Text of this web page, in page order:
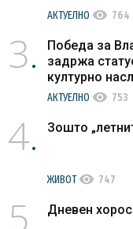
АКТУЕЛНО visibility 764
3
Победа за
задржа
културно
АКТУЕЛНО visibility 753
4 Зошто
ЖИВОТvisibility 747
5 Дневен